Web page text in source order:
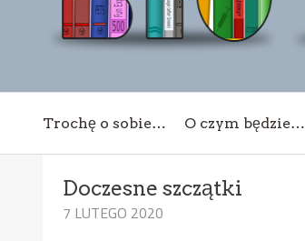
Trochę o sobie… O czym będzie…
Doczesne szczątki
7 LUTEGO 2020